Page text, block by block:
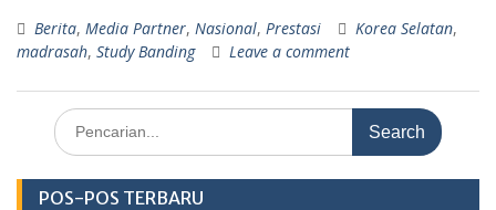
Berita, Media Partner, Nasional, Prestasi Korea Selatan,
madrasah, Study Banding Leave a comment
Search
for:
POS-POS TERBARU